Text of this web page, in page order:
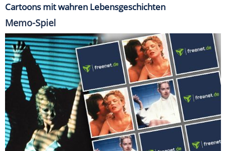
Cartoons mit wahren Lebensgeschichten
Memo-Spiel